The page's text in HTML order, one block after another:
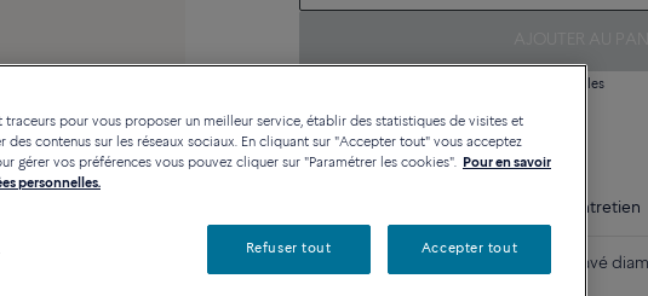
Contactez-nous pour toute question sur les tailles
Disponibilité en boutique
Conseils d'entretien
Moyen modèle or jaune 750/1000e pavé
traceurs pour vous proposer un meilleur service, établir des statistiques de visites et
des contenus sur les réseaux sociaux. En cliquant sur "Accepter tout" vous acceptez
gérer vos préférences vous pouvez cliquer sur "Paramétrer les cookies". Pour en savoir
personnelles.
Refuser tout Accepter tout